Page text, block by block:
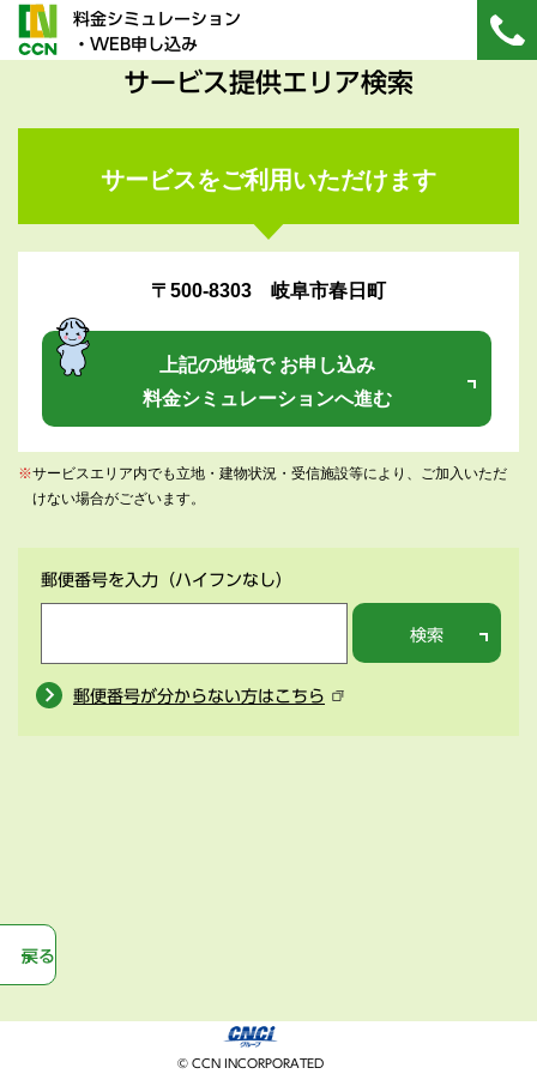
料金シミュレーション
・WEB申し込み
サービス提供エリア検索
サービスをご利用いただけます
〒500-8303 岐阜市春日町
上記の地域で お申し込み
料金シミュレーションへ進む
※サービスエリア内でも立地・建物状況・受信施設等により、ご加入いただ
けない場合がございます。
郵便番号を入力 （ハイフンなし）
検索
郵便番号が分からない方はこちら
戻る
© CCN INCORPORATED